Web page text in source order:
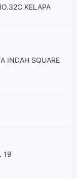
KELAPA
INDAH SQUARE
19